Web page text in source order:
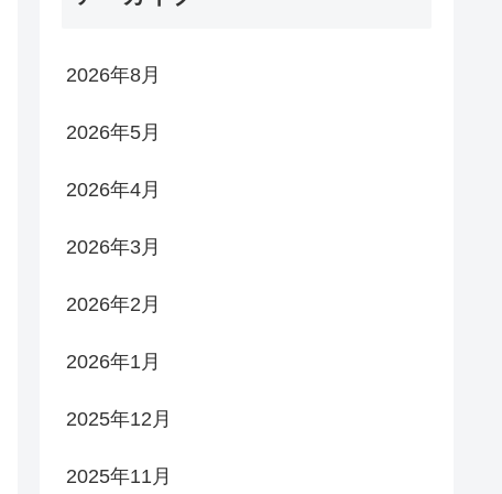
2026年8月
2026年5月
2026年4月
2026年3月
2026年2月
2026年1月
2025年12月
2025年11月